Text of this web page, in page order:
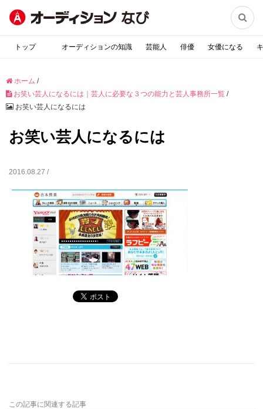

トップ オーディションの知識 芸能人 俳優 女優になる
ホーム /
お笑い芸人になるには｜芸人に必要な３つの能力と芸人事務所一覧 /
お笑い芸人になるには
お笑い芸人になるには
2016.08.27 /
この記事に関連する記事